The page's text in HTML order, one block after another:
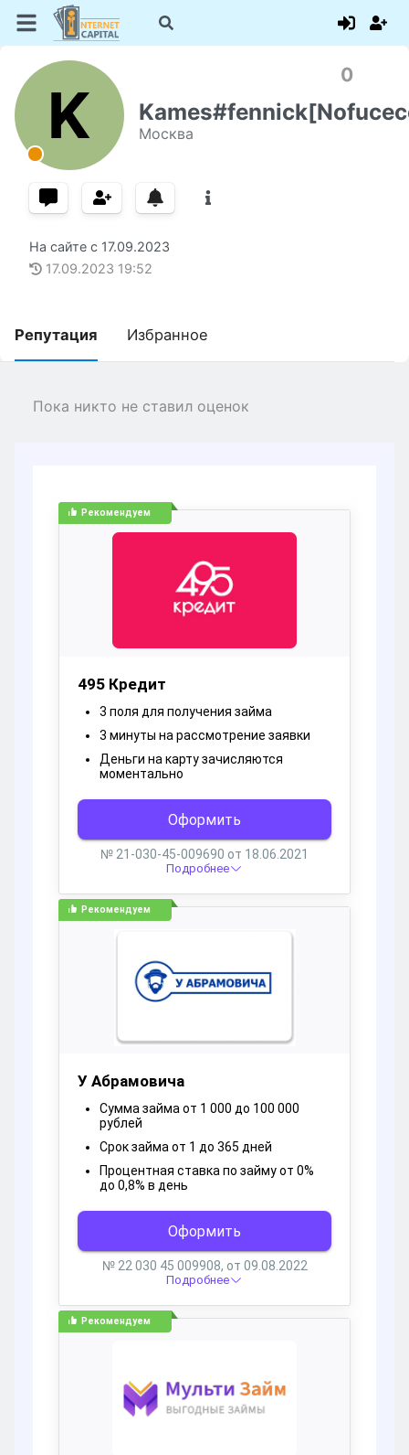
K Москва
0
На сайте с 17.09.2023
17.09.2023 19:52
Репутация Избранное
Пока никто не ставил оценок